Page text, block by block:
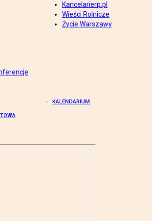
Kancelarierp.pl
Wieści Rolnicze
Życie Warszawy
KALENDARIUM